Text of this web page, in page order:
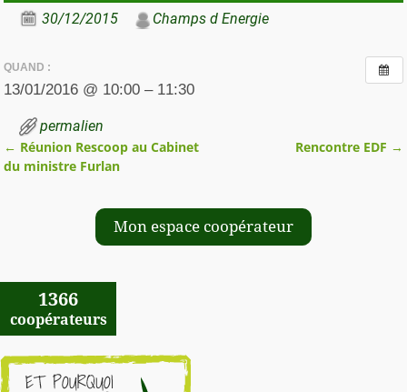
30/12/2015 Champs d Energie
QUAND :
13/01/2016 @ 10:00 – 11:30
permalien
Navigation des articles
← Réunion Rescoop au Cabinet
du ministre Furlan
Rencontre EDF →
Mon espace coopérateur
1366
coopérateurs